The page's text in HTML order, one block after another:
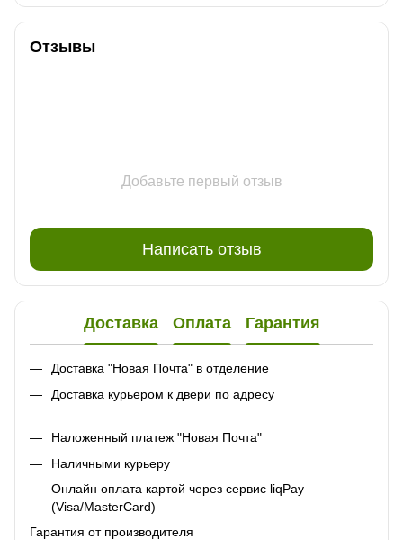
Отзывы
Добавьте первый отзыв
Написать отзыв
Доставка Оплата Гарантия
Доставка "Новая Почта" в отделение
Доставка курьером к двери по адресу
Наложенный платеж "Новая Почта"
Наличными курьеру
Онлайн оплата картой через сервис liqPay
(Visa/MasterCard)
Гарантия от производителя